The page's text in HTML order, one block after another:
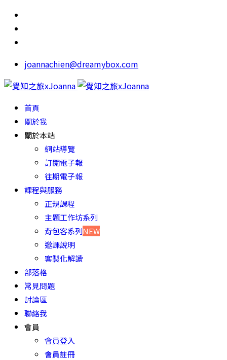
joannachien@dreamybox.com
首頁
關於我
關於本站
網站導覽
訂閱電子報
往期電子報
課程與服務
正規課程
主題工作坊系列
背包客系列NEW
邀課說明
客製化解讀
部落格
常見問題
討論區
聯絡我
會員
會員登入
會員註冊